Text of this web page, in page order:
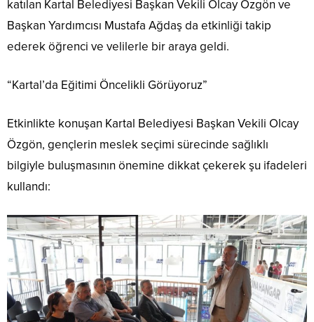
katılan Kartal Belediyesi Başkan Vekili Olcay Özgön ve
Başkan Yardımcısı Mustafa Ağdaş da etkinliği takip
ederek öğrenci ve velilerle bir araya geldi.
“Kartal’da Eğitimi Öncelikli Görüyoruz”
Etkinlikte konuşan Kartal Belediyesi Başkan Vekili Olcay
Özgön, gençlerin meslek seçimi sürecinde sağlıklı
bilgiyle buluşmasının önemine dikkat çekerek şu ifadeleri
kullandı: